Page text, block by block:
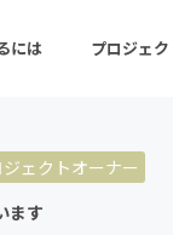
には プロジェ
ェクト
ェクトオーナー
ます